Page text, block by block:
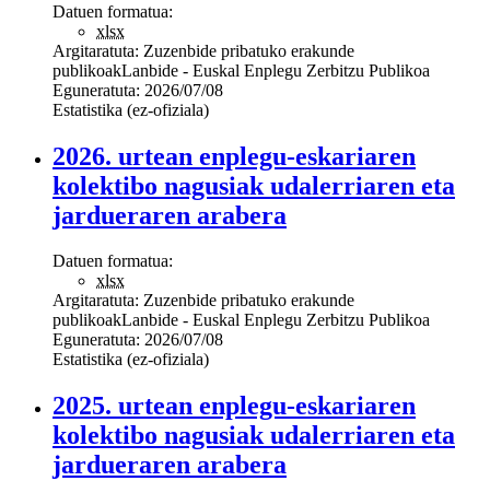
Datuen formatua:
xlsx
Argitaratuta: Zuzenbide pribatuko erakunde
publikoakLanbide - Euskal Enplegu Zerbitzu Publikoa
Eguneratuta: 2026/07/08
Estatistika (ez-ofiziala)
2026. urtean enplegu-eskariaren
kolektibo nagusiak udalerriaren eta
jardueraren arabera
Datuen formatua:
xlsx
Argitaratuta: Zuzenbide pribatuko erakunde
publikoakLanbide - Euskal Enplegu Zerbitzu Publikoa
Eguneratuta: 2026/07/08
Estatistika (ez-ofiziala)
2025. urtean enplegu-eskariaren
kolektibo nagusiak udalerriaren eta
jardueraren arabera